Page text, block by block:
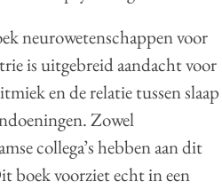
neurowetenschappen voor
is uitgebreid aandacht voor
en de relatie tussen slaap
Zowel
collega’s hebben aan dit
boek voorziet echt in een